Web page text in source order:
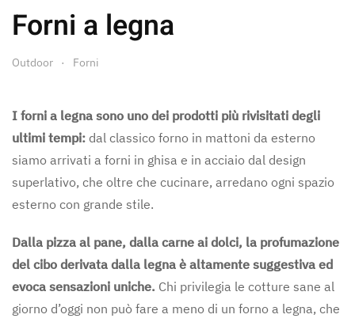
Forni a legna
Outdoor Forni
I forni a legna sono uno dei prodotti più rivisitati degli
ultimi tempi: dal classico forno in mattoni da esterno
siamo arrivati a forni in ghisa e in acciaio dal design
superlativo, che oltre che cucinare, arredano ogni spazio
esterno con grande stile.
Dalla pizza al pane, dalla carne ai dolci, la profumazione
del cibo derivata dalla legna è altamente suggestiva ed
evoca sensazioni uniche. Chi privilegia le cotture sane al
giorno d’oggi non può fare a meno di un forno a legna, che